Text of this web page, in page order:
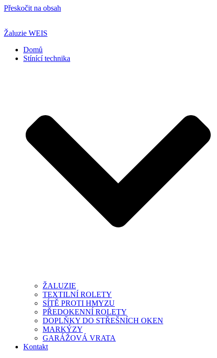
Přeskočit na obsah
Žaluzie WEIS
Domů
Stínící technika
ŽALUZIE
TEXTILNÍ ROLETY
SÍTĚ PROTI HMYZU
PŘEDOKENNÍ ROLETY
DOPLŇKY DO STŘEŠNÍCH OKEN
MARKÝZY
GARÁŽOVÁ VRATA
Kontakt